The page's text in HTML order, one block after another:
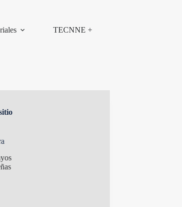
TECNNE +